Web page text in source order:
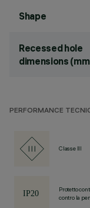
Shape
Recessed hole
dimensions
PERFORMANCE
Classe III
Protetto
contro la